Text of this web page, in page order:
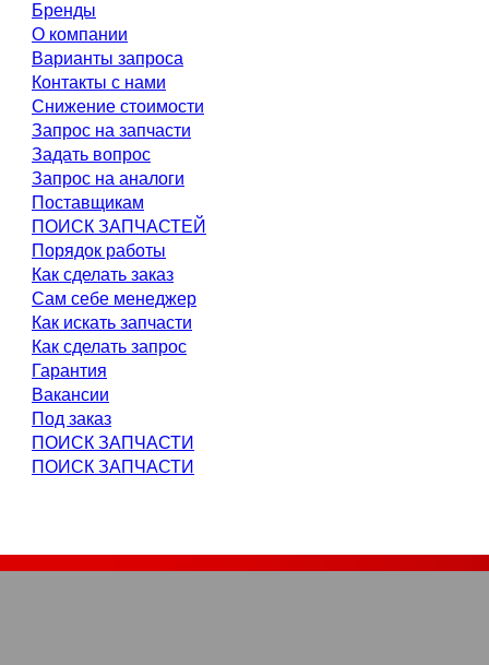
Бренды
О компании
Варианты запроса
Контакты с нами
Снижение стоимости
Запрос на запчасти
Задать вопрос
Запрос на аналоги
Поставщикам
ПОИСК ЗАПЧАСТЕЙ
Порядок работы
Как сделать заказ
Сам себе менеджер
Как искать запчасти
Как сделать запрос
Гарантия
Вакансии
Под заказ
ПОИСК ЗАПЧАСТИ
ПОИСК ЗАПЧАСТИ